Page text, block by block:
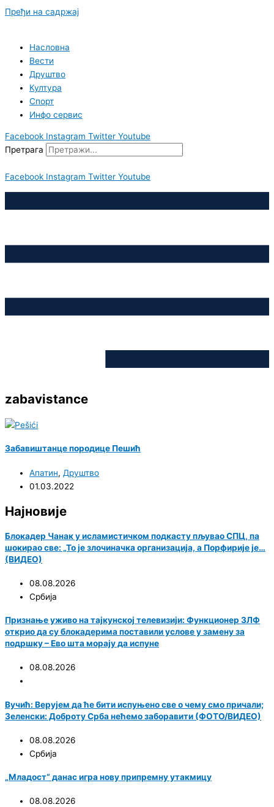
Пређи на садржај
Насловна
Вести
Друштво
Култура
Спорт
Инфо сервис
Facebook Instagram Twitter Youtube
Претрага
Facebook Instagram Twitter Youtube
zabavistance
Забавиштанце породице Пешић
Апатин, Друштво
01.03.2022
Најновије
Блокадер Чанак у исламистичком подкасту пљувао СПЦ, па
шокирао све: „То је злочиначка организација, а Порфирије је…
(ВИДЕО)
08.08.2026
Србија
Признање уживо на тајкунској телевизији: Функционер ЗЛФ
открио да су блокадерима поставили услове у замену за
подршку – Ево шта морају да испуне
08.08.2026
Вучић: Верујем да ће бити испуњено све о чему смо причали;
Зеленски: Доброту Срба нећемо заборавити (ФОТО/ВИДЕО)
08.08.2026
Србија
„Младост“ данас игра нову припремну утакмицу
08.08.2026